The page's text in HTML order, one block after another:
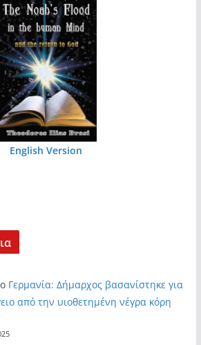
English Version
Γερμανία: Δήμαρχος βασανίστηκε για
από την υιοθετημένη νέγρα κόρη